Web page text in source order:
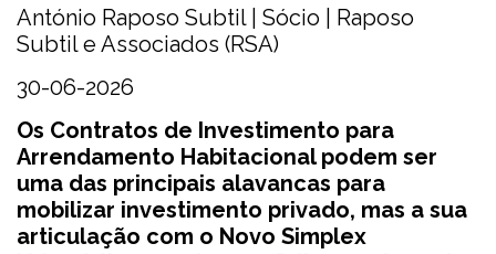
António Raposo Subtil | Sócio | Raposo
Subtil e Associados (RSA)
30-06-2026
Os Contratos de Investimento para
Arrendamento Habitacional podem ser
uma das principais alavancas para
mobilizar investimento privado, mas a sua
articulação com o Novo Simplex